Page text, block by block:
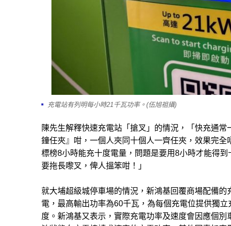
充電站有列明每小時21千瓦功率。(伍旭祖攝)
陳先生解釋快速充電站「搶叉」的情況，「快充通
鐘任夾』咁，一個人夾同十個人一齊任夾，效果完
標榜8小時能充十度電量，問題是要用8小時才能得
要拖長嚟叉，俾人搵笨咁！」
就大埔超級城停車場的情況，新鴻基回覆商場配備
電，最高輸出功率為60千瓦，為每個充電位提供獨
度。新鴻基又表示，實際充電功率及速度會因應個